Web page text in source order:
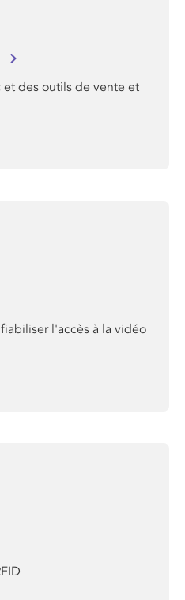
et des outils de vente et
l'accès à la vidéo